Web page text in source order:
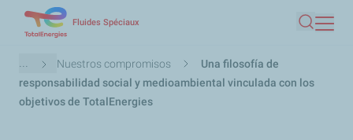
contenido
principal
Fluides Spéciaux
Buscar
Ruta
de
navegación
... Nuestros compromisos
Una filosofía de
responsabilidad social y medioambiental vinculada con los
objetivos de TotalEnergies